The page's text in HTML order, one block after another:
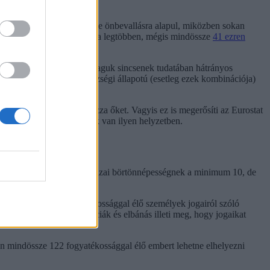
és a cenzus eleve önbevallásra alapul, miközben sokan
éppen ők lehetnek a legtöbben, mégis mindössze 41 ezren
emberek sokszor maguk sincsenek tudatában hátrányos
korlátozó egészségi állapotú (esetleg ezek kombinációja)
súlyosan korlátozza őket. Vagyis ez is megerősíti az Eurostat
1 millió polgártársunk van ilyen helyzetben.
alapján a hazai börtönnépességnek a minimum 10, de
is hatályos fogyatékossággal élő személyek jogairól szóló
akkor őket olyan garanciák és elbánás illeti meg, hogy jogaikat
122 fogyatékossággal élő embert lehetne elhelyezni